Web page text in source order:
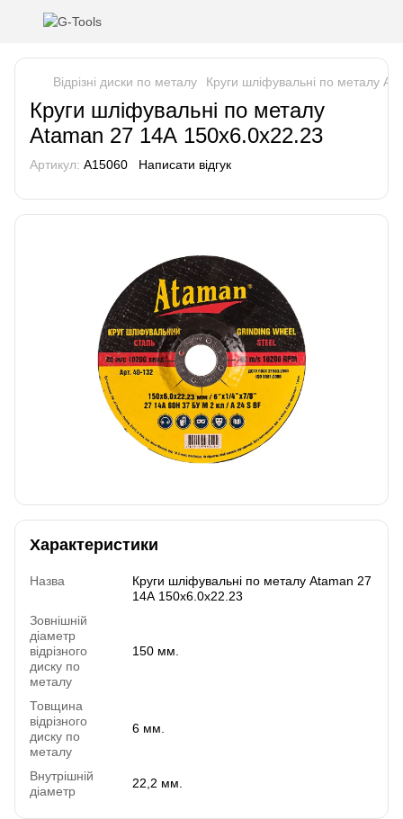
Відрізні диски по металу Круги шліфувальні по металу
Круги шліфувальні по металу
Ataman 27 14А 150х6.0х22.23
Артикул: A15060 Написати відгук
Характеристики
Назва
Круги шліфувальні по металу Ataman 27
14А 150х6.0х22.23
Зовнішній
діаметр
відрізного
диску по
металу
150 мм.
Товщина
відрізного
диску по
металу
6 мм.
Внутрішній
діаметр
22,2 мм.